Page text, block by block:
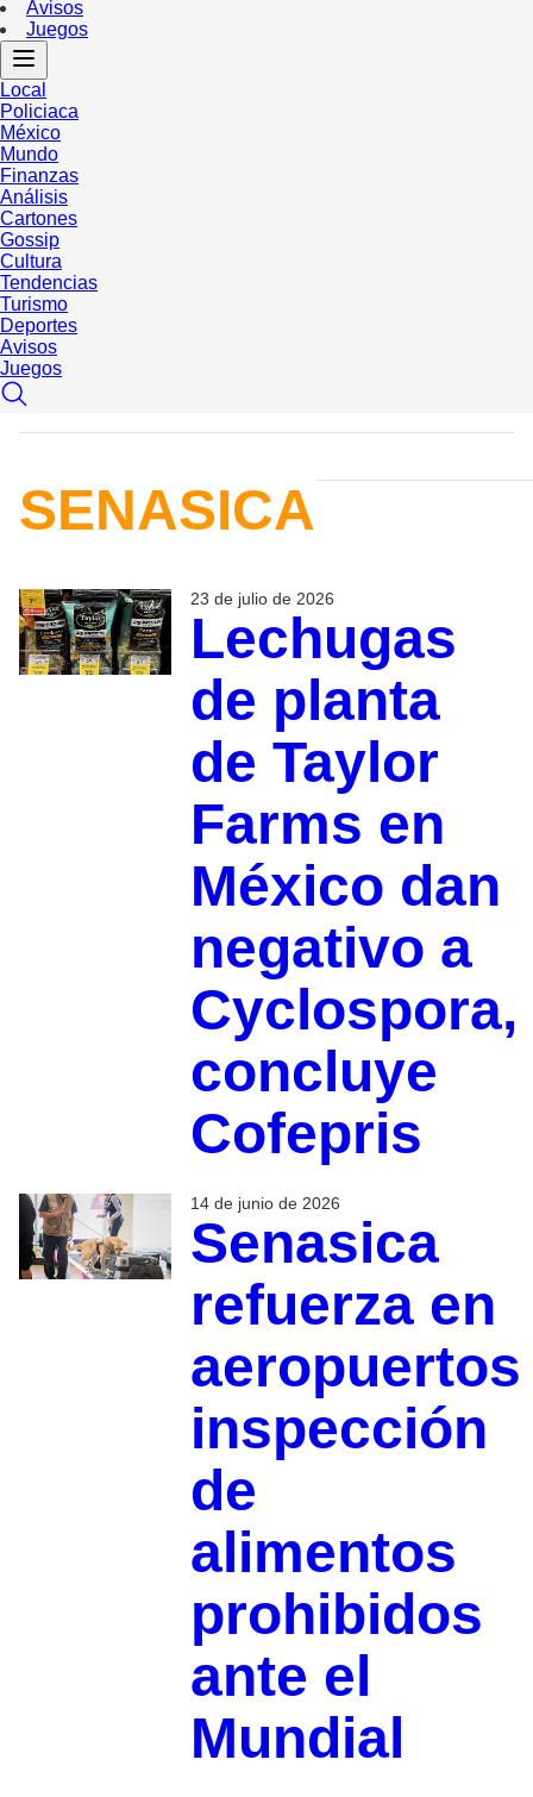
Avisos
Juegos
Local
Policiaca
México
Mundo
Finanzas
Análisis
Cartones
Gossip
Cultura
Tendencias
Turismo
Deportes
Avisos
Juegos
SENASICA
23 de julio de 2026
Lechugas
de planta
de Taylor
Farms en
México dan
negativo a
Cyclospora,
concluye
Cofepris
14 de junio de 2026
Senasica
refuerza en
aeropuertos
inspección
de
alimentos
prohibidos
ante el
Mundial